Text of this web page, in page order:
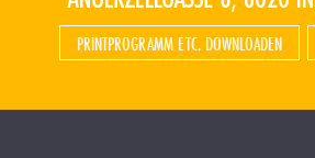
PRINTPROGRAMM ETC. DOWNLOADEN